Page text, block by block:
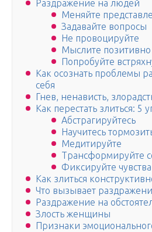
Раздражение на людей
Меняйте
Задавайте вопросы
Не провоцируйте
Мыслите позитивно
Попробуйте
Как осознать проблемы
себя
Гнев, ненависть,
Как перестать злиться: 5
Абстрагируйтесь
Научитесь
Медитируйте
Трансформируйте
Фиксируйте чувства
Как злиться
Что вызывает
Раздражение на
Злость женщины
Признаки